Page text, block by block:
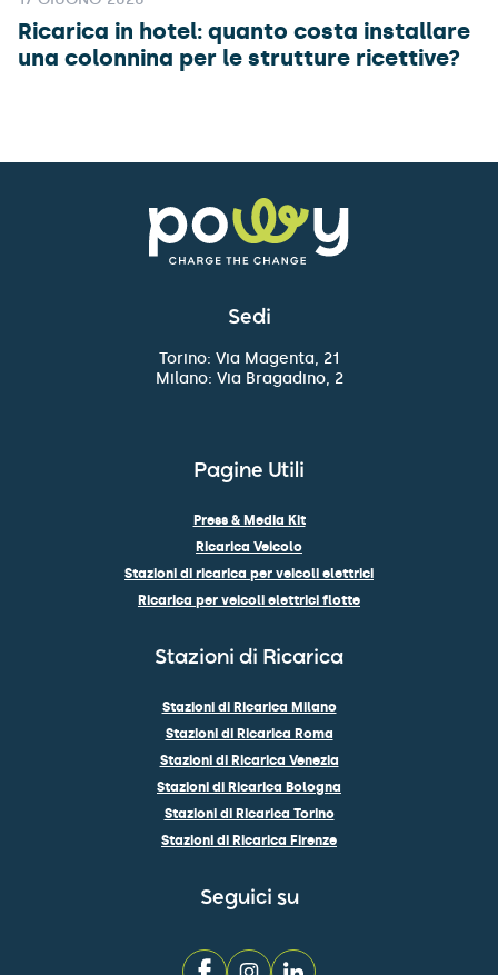
Ricarica in hotel: quanto costa installare
una colonnina per le strutture ricettive?
Sedi
Torino: Via Magenta, 21
Milano: Via Bragadino, 2
Pagine Utili
Press & Media Kit
Ricarica Veicolo
Stazioni di ricarica per veicoli elettrici
Ricarica per veicoli elettrici flotte
Stazioni di Ricarica
Stazioni di Ricarica Milano
Stazioni di Ricarica Roma
Stazioni di Ricarica Venezia
Stazioni di Ricarica Bologna
Stazioni di Ricarica Torino
Stazioni di Ricarica Firenze
Seguici su